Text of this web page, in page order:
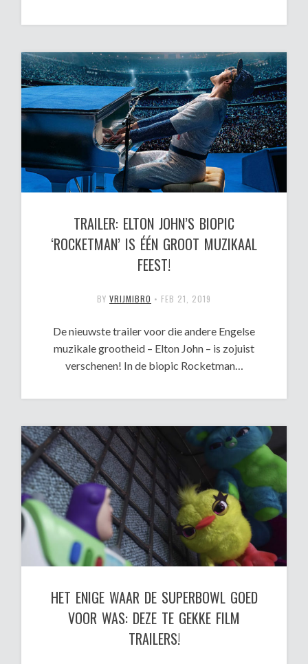
TRAILER: ELTON JOHN’S BIOPIC
‘ROCKETMAN’ IS ÉÉN GROOT MUZIKAAL
FEEST!
BY VRIJMIBRO • FEB 21, 2019
De nieuwste trailer voor die andere Engelse
muzikale grootheid – Elton John – is zojuist
verschenen! In de biopic Rocketman…
HET ENIGE WAAR DE SUPERBOWL GOED
VOOR WAS: DEZE TE GEKKE FILM
TRAILERS!